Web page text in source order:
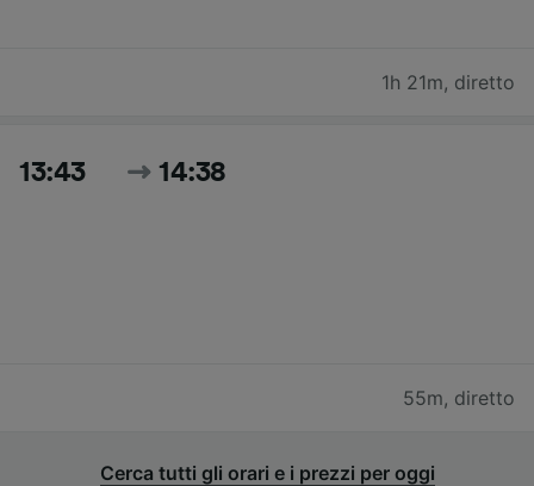
1h 21m, diretto
13:43 14:38
55m, diretto
Cerca tutti gli orari e i prezzi per oggi